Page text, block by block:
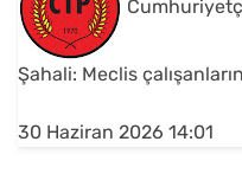
Şahali: Meclis
30 Haziran 2026 14:01